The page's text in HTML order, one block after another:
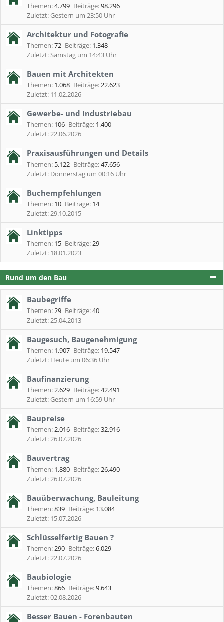
Themen:4.799 Beiträge:98.296
Gestern um 23:50 Uhr
Architektur und Fotografie
Themen:72 Beiträge: 1.348
Samstag um 14:43 Uhr
Bauen mit Architekten
Themen: 1.068 Beiträge:22.623
11.02.2026
Gewerbe- und Industriebau
Themen: 106 Beiträge: 1.400
22.06.2026
Praxisausführungen und Details
Themen: 5.122 Beiträge:47.656
Donnerstag um 00:16 Uhr
Buchempfehlungen
Themen: 10 Beiträge: 14
29.10.2015
Linktipps
Themen: 15 Beiträge:29
18.01.2023
Rund um den Bau
Baubegriffe
Themen:29 Beiträge:40
25.04.2013
Baugesuch, Baugenehmigung
Themen: 1.907 Beiträge: 19.547
Heute um 06:36 Uhr
Baufinanzierung
Themen:2.629 Beiträge:42.491
Gestern um 16:59 Uhr
Baupreise
Themen:2.016 Beiträge:32.916
26.07.2026
Bauvertrag
Themen: 1.880 Beiträge:26.490
26.07.2026
Bauüberwachung, Bauleitung
Themen:839 Beiträge: 13.084
15.07.2026
Schlüsselfertig Bauen ?
Themen:290 Beiträge:6.029
22.07.2026
Baubiologie
Themen:866 Beiträge:9.643
02.08.2026
Besser Bauen - Forenbauten